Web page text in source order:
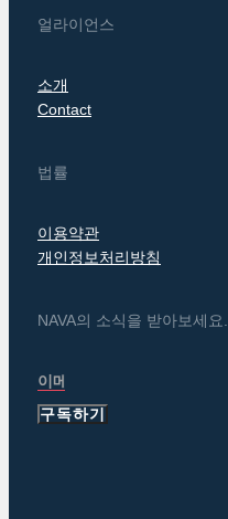
얼라이언스
소개
Contact
법률
이용약관
개인정보처리방침
NAVA의 소식을 받아보세요.
구독하기